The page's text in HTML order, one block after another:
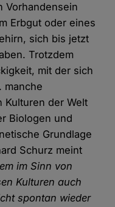
Vorhandensein
Erbgut oder eines
sich bis jetzt
Trotzdem
mit der sich
manche
Kulturen der Welt
Biologen und
Grundlage
Schurz meint
im Sinn von
Kulturen auch
spontan wieder